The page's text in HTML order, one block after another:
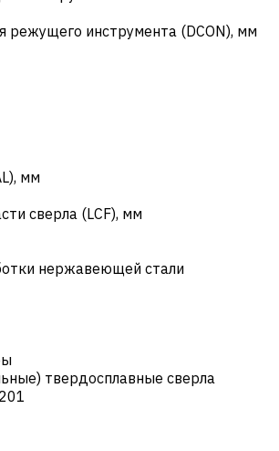
режущего инструмента (DCON), мм
мм
сверла (LCF), мм
нержавеющей стали
твердосплавные сверла